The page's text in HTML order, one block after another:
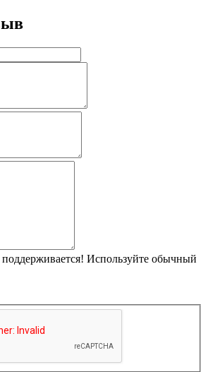
Используйте обычный